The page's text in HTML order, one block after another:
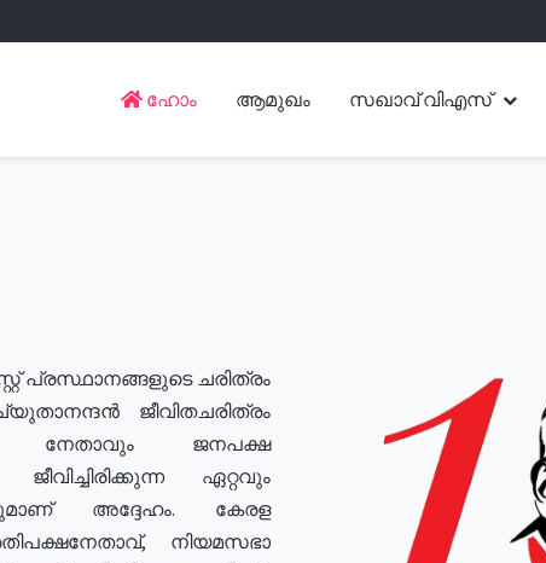
ഹോം ആമുഖം സഖാവ് വിഎസ്
പ്രസ്ഥാനങ്ങളുടെ ചരിത്രം
ജീവിതചരിത്രം
നേതാവും ജനപക്ഷ
ഏറ്റവും
അദ്ദേഹം. കേരള
നിയമസഭാ